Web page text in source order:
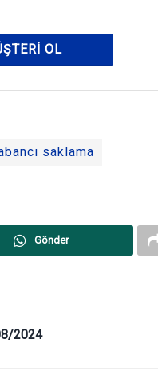
OL
saklama
Gönder
2024